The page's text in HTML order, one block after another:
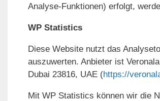
Analyse-Funktionen) erfolgt,
WP Statistics
Diese Website nutzt das
auszuwerten. Anbieter ist
Dubai 23816, UAE (https://
Mit WP Statistics können wir die